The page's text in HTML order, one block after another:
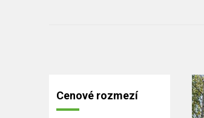
Cenové rozmezí